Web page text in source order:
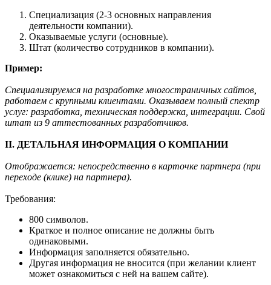
Специализация (2-3 основных направления
деятельности компании).
Оказываемые услуги (основные).
Штат (количество сотрудников в компании).
Пример:
Специализируемся на разработке многостраничных сайтов,
работаем с крупными клиентами. Оказываем полный спектр
услуг: разработка, техническая поддержка, интеграции. Свой
штат из 9 аттестованных разработчиков.
II. ДЕТАЛЬНАЯ ИНФОРМАЦИЯ О КОМПАНИИ
Отображается: непосредственно в карточке партнера (при
переходе (клике) на партнера).
Требования:
800 символов.
Краткое и полное описание не должны быть
одинаковыми.
Информация заполняется обязательно.
Другая информация не вносится (при желании клиент
может ознакомиться с ней на вашем сайте).